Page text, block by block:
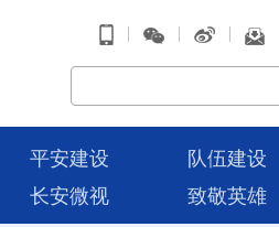
| | |
平安建设 队伍建设
长安微视 致敬英雄